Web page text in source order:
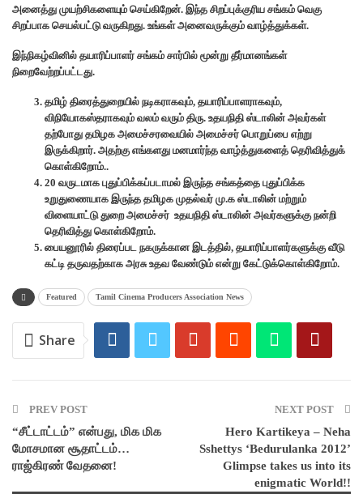
அனைத்து முயற்சிகளையும் செய்கிறேன். இந்த சிறப்புக்குரிய சங்கம் வெகு
சிறப்பாக செயல்பட்டு வருகிறது. உங்கள் அனைவருக்கும் வாழ்த்துக்கள்.
இந்நிகழ்வினில் தயாரிப்பாளர் சங்கம் சார்பில் மூன்று தீர்மானங்கள்
நிறைவேற்றப்பட்டது.
தமிழ் திரைத்துறையில் நடிகராகவும், தயாரிப்பாளராகவும்,
விநியோகஸ்தராகவும் வலம் வரும் திரு. உதயநிதி ஸ்டாலின் அவர்கள்
தற்போது தமிழக அமைச்சரவையில் அமைச்சர் பொறுப்பை எற்று
இருக்கிறார். அதற்கு எங்களது மனமார்ந்த வாழ்த்துகளைத் தெரிவித்துக்
கொள்கிறோம்..
20 வருடமாக புதுப்பிக்கப்படாமல் இருந்த சங்கத்தை புதுப்பிக்க
உறுதுணையாக இருந்த தமிழக முதல்வர் மு.க ஸ்டாலின் மற்றும்
விளையாட்டு துறை அமைச்சர் உதயநிதி ஸ்டாலின் அவர்களுக்கு நன்றி
தெரிவித்து கொள்கிறோம்.
பையனூரில் திரைப்பட நகருக்கான இடத்தில், தயாரிப்பாளர்களுக்கு வீடு
கட்டி தருவதற்காக அரசு உதவ வேண்டும் என்று கேட்டுக்கொள்கிறோம்.
Featured Tamil Cinema Producers Association News
Share
PREV POST
“சீட்டாட்டம்” என்பது, மிக மிக
மோசமான சூதாட்டம்…
ராஜ்கிரண் வேதனை!
NEXT POST
Hero Kartikeya – Neha
Sshettys ‘Bedurulanka 2012’
Glimpse takes us into its
enigmatic World!!